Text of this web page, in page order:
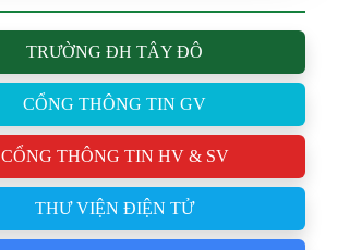
TRƯỜNG ĐH TÂY ĐÔ
CỔNG THÔNG TIN GV
CỔNG THÔNG TIN HV & SV
THƯ VIỆN ĐIỆN TỬ